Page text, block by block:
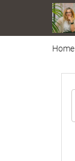
Home